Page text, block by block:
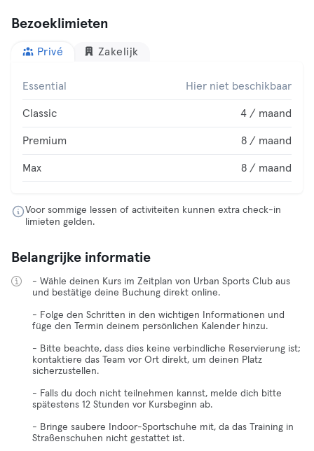
Bezoeklimieten
Privé Zakelijk
Essential Hier niet beschikbaar
Classic 4 / maand
Premium 8 / maand
Max 8 / maand
Voor sommige lessen of activiteiten kunnen extra check-in
limieten gelden.
Belangrijke informatie
- Wähle deinen Kurs im Zeitplan von Urban Sports Club aus
und bestätige deine Buchung direkt online.
- Folge den Schritten in den wichtigen Informationen und
füge den Termin deinem persönlichen Kalender hinzu.
- Bitte beachte, dass dies keine verbindliche Reservierung ist;
kontaktiere das Team vor Ort direkt, um deinen Platz
sicherzustellen.
- Falls du doch nicht teilnehmen kannst, melde dich bitte
spätestens 12 Stunden vor Kursbeginn ab.
- Bringe saubere Indoor-Sportschuhe mit, da das Training in
Straßenschuhen nicht gestattet ist.